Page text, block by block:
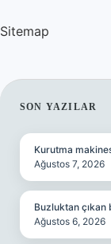
Sitemap
SON YAZILAR
Kurutma
Ağustos 7, 2026
Buzluktan
Ağustos 6, 2026